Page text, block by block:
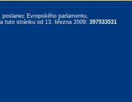
Evropského parlamentu,
tuto stránku od 13. března 2009: 397533531